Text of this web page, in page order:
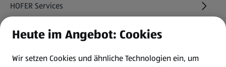
HOFER Services
Newsletter
WhatsApp
Heute im Angebot: Cookies
Wir setzen Cookies und ähnliche Technologien ein, um